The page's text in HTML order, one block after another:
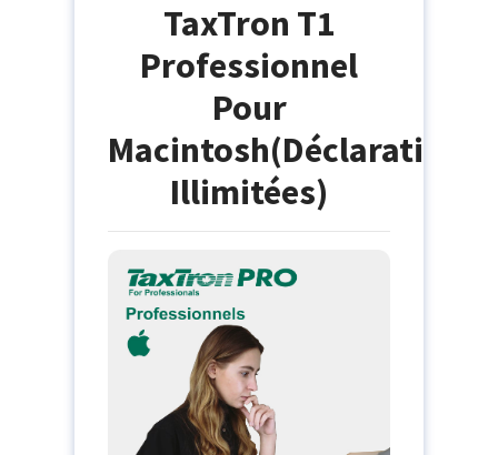
TaxTron T1
Professionnel
Pour
Macintosh(Déclarations
Illimitées)